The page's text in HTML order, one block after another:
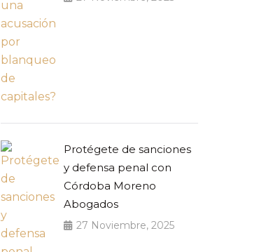
Protégete de sanciones
y defensa penal con
Córdoba Moreno
Abogados
27 Noviembre, 2025